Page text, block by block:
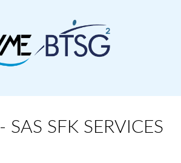
SFK SERVICES